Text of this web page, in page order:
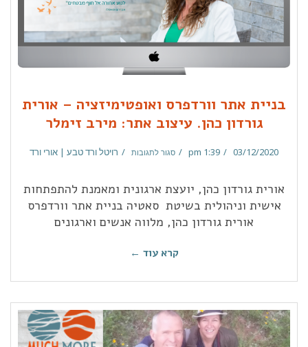
בניית אתר וורדפרס ואופטימיזציה – אורית
גורדון כהן. עיצוב אתר: מירב זימלר
03/12/2020
1:39 pm סגור לתגובות רויטל ורד טבע | אורי ורד
אורית גורדון כהן, יועצת ארגונית ומאמנת להתפתחות
אישית וניהולית בשיטת סאטיה בניית אתר וורדפרס
אורית גורדון כהן, מלווה אנשים וארגונים
קרא עוד ←